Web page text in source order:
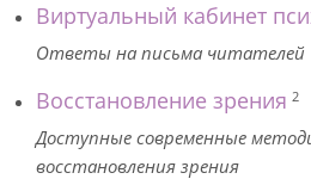
Виртуальный кабинет
Ответы на письма читателей
Восстановление зрения 2
Доступные современные
восстановления зрения